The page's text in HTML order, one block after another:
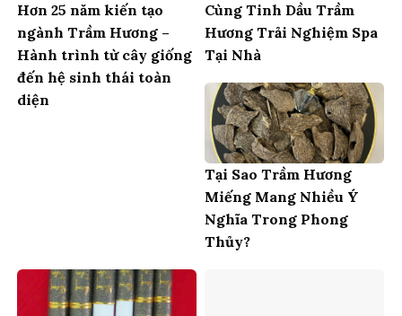
Hơn 25 năm kiến tạo
ngành Trầm Hương –
Hành trình từ cây giống
đến hệ sinh thái toàn
diện
Cùng Tinh Dầu Trầm
Hương Trải Nghiệm Spa
Tại Nhà
Tại Sao Trầm Hương
Miếng Mang Nhiều Ý
Nghĩa Trong Phong
Thủy?